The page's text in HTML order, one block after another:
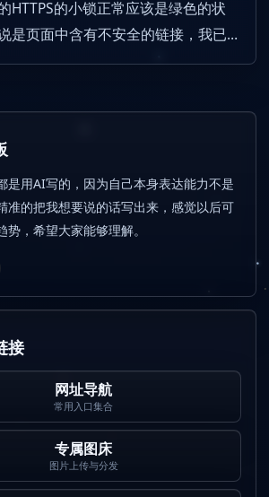
是用AI写的，因为自己本身表达能力不是
准的把我想要说的话写出来，感觉以后可
，希望大家能够理解。
接
网址导航
常用入口集合
专属图床
图片上传与分发
HTTPS的小锁正常应该是绿色的状
是页面中含有不安全的链接，我已
但是还是这样，暂时还没有解决，